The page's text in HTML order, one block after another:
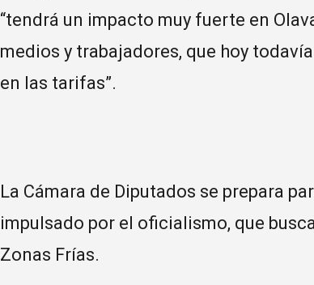
“tendrá un impacto muy fuerte en
medios y trabajadores, que hoy
en las tarifas”.
La Cámara de Diputados se prepara
impulsado por el oficialismo, que
Zonas Frías.